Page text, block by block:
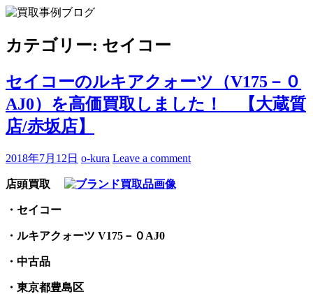
Skip
content
ポイントや高額買取のコツをお知らせします。
カテゴリー: セイコー
セイコーのルキアクォーツ（V175－０
AJ0）を高価買取しました！ 【大蔵質
店/赤坂店】
2018年7月12日 o-kura Leave a comment
店頭買取
・セイコー
・ルキアクォーツ V175－０AJ0
・中古品
・東京都豊島区